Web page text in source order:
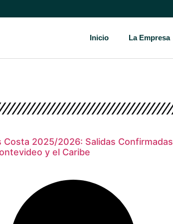
Inicio La Empresa
Costa 2025/2026: Salidas Confirmadas
y el Caribe